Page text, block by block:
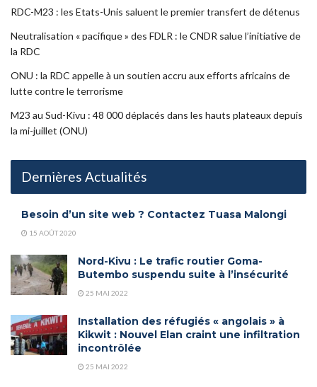
RDC-M23 : les Etats-Unis saluent le premier transfert de détenus
Neutralisation « pacifique » des FDLR : le CNDR salue l’initiative de
la RDC
ONU : la RDC appelle à un soutien accru aux efforts africains de
lutte contre le terrorisme
M23 au Sud-Kivu : 48 000 déplacés dans les hauts plateaux depuis
la mi-juillet (ONU)
Dernières Actualités
Besoin d’un site web ? Contactez Tuasa Malongi
15 AOÛT 2020
Nord-Kivu : Le trafic routier Goma-
Butembo suspendu suite à l’insécurité
25 MAI 2022
Installation des réfugiés « angolais » à
Kikwit : Nouvel Elan craint une infiltration
incontrôlée
25 MAI 2022